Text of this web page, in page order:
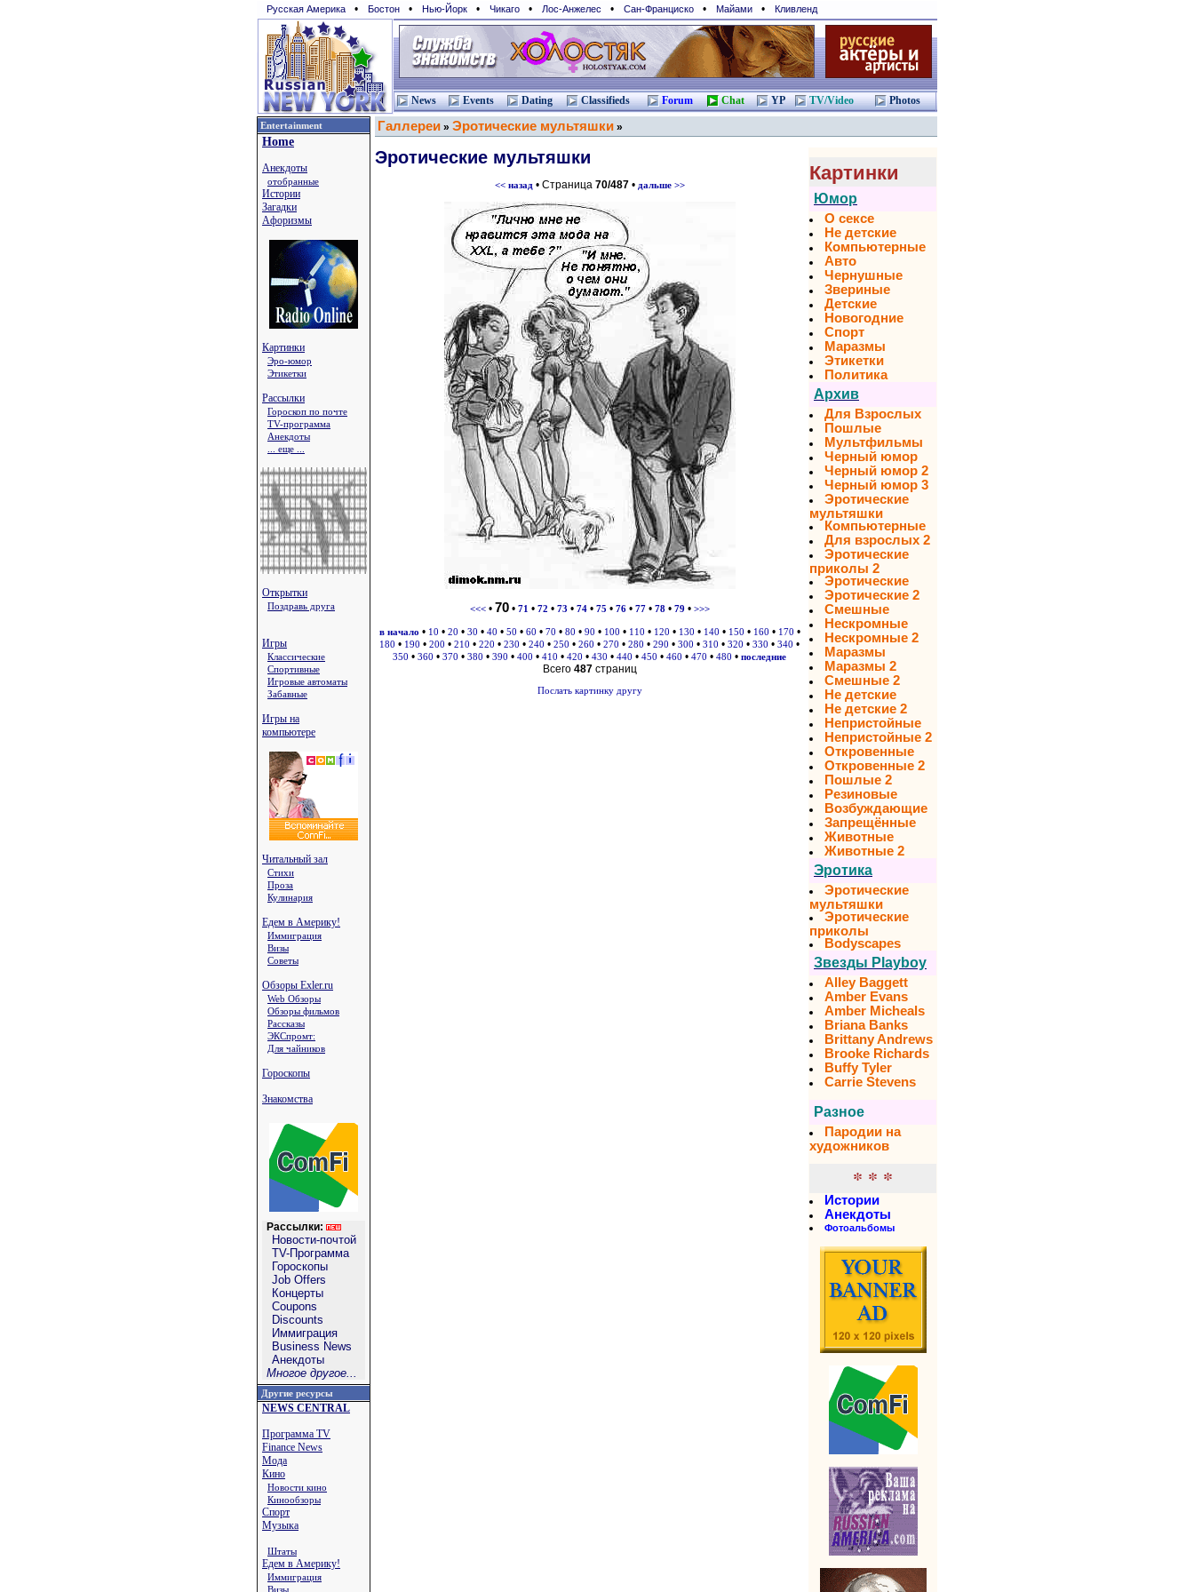
Русская Америка • Бостон • Нью-Йорк • Чикаго • Лос-Анжелес • Сан-Франциcко • Майами • Кливленд
News Events Dating Classifieds Forum Chat YP TV/Video Photos
Entertainment
Home
Анекдоты
отобранные
Истории
Загадки
Афоризмы
Картинки
Эро-юмор
Этикетки
Рассылки
Гороскоп по почте
TV-программа
Анекдоты
... еще ...
Открытки
Поздравь друга
Игры
Классические
Спортивные
Игровые автоматы
Забавные
Игры на
компьютере
Читальный зал
Стихи
Проза
Кулинария
Едем в Америку!
Иммиграция
Визы
Советы
Обзоры Exler.ru
Web Обзоры
Обзоры фильмов
Рассказы
ЭКСпромт:
Для чайников
Гороскопы
Знакомства
Рассылки:
Новости-почтой
TV-Программа
Гороскопы
Job Offers
Концерты
Coupons
Discounts
Иммиграция
Business News
Анекдоты
Многое другое...
Другие ресурсы
NEWS CENTRAL
Программа TV
Finance News
Мода
Кино
Новости кино
Кинообзоры
Спорт
Музыка
Штаты
Едем в Америку!
Иммиграция
Визы
Галлереи » Эротические мультяшки »
Эротические мультяшки
<< назад• Страница 70/487• дальше >>
<<<• 70• 71 • 72 • 73 • 74• 75 • 76• 77• 78• 79 • >>>
в начало • 10 • 20 • 30 • 40 • 50 • 60 • 70 • 80 • 90 • 100 • 110 • 120 • 130 • 140 • 150 • 160 • 170 •
180 • 190 • 200 • 210 • 220 • 230 • 240 • 250 • 260 • 270 • 280 • 290 • 300 • 310 • 320 • 330 • 340 •
350 • 360 • 370 • 380 • 390 • 400 • 410 • 420 • 430 • 440 • 450 • 460 • 470 • 480 • последние
Всего 487страниц
Послать картинку другу
Картинки
Юмор
О сексе
Не детские
Компьютерные
Авто
Чернушные
Звериные
Детские
Новогодние
Спорт
Маразмы
Этикетки
Политика
Архив
Для Взрослых
Пошлые
Мультфильмы
Черный юмор
Черный юмор 2
Черный юмор 3
Эротические
мультяшки
Компьютерные
Для взрослых 2
Эротические
приколы 2
Эротические
Эротические 2
Смешные
Нескромные
Нескромные 2
Маразмы
Маразмы 2
Смешные 2
Не детские
Не детские 2
Непристойные
Непристойные 2
Откровенные
Откровенные 2
Пошлые 2
Резиновые
Возбуждающие
Запрещённые
Животные
Животные 2
Эротика
Эротические
мультяшки
Эротические
приколы
Bodyscapes
Звезды Playboy
Alley Baggett
Amber Evans
Amber Micheals
Briana Banks
Brittany Andrews
Brooke Richards
Buffy Tyler
Carrie Stevens
Разное
Пародии на
художников
* * *
Истории
Анекдоты
Фотоальбомы